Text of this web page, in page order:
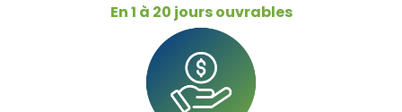
En 1 à 20 jours ouvrables